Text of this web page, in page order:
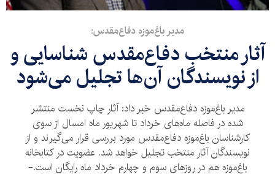
مدیر باغ‌موزه دفاع‌مقدس:
آثار منتخب دفاع‌مقدس شناسایی و
از نویسندگان آن‌ها تجلیل می‌شود
مدیر باغ‌موزه دفاع‌مقدس خبر داد: آثار چاپ نخست منتشر
شده در فاصله ماه‌های خرداد تا شهریور ماه امسال از سوی
کارشناسان باغ‌موزه دفاع‌مقدس مورد بررسی قرار می‌گیرند و از
نویسندگان آثار منتخب تجلیل خواهد شد. عضویت در کتابخانه
باغ‌موزه هم در روز‌های سوم و چهارم خرداد ماه رایگان است.-